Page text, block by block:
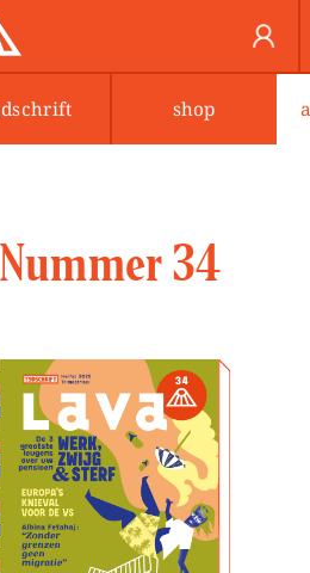
shop
Nummer 34